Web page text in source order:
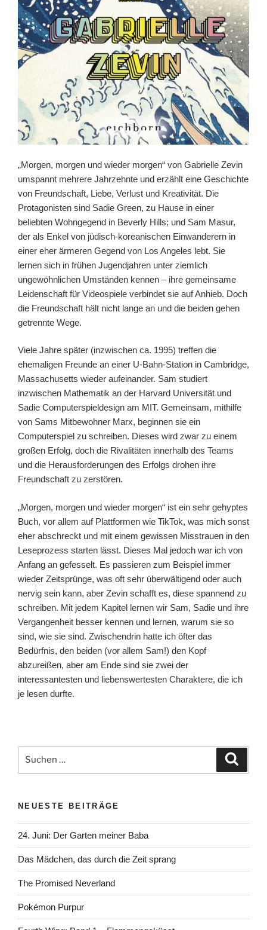
„Morgen, morgen und wieder morgen“ von Gabrielle Zevin
umspannt mehrere Jahrzehnte und erzählt eine Geschichte
von Freundschaft, Liebe, Verlust und Kreativität. Die
Protagonisten sind Sadie Green, zu Hause in einer
beliebten Wohngegend in Beverly Hills; und Sam Masur,
der als Enkel von jüdisch-koreanischen Einwanderern in
einer eher ärmeren Gegend von Los Angeles lebt. Sie
lernen sich in frühen Jugendjahren unter ziemlich
ungewöhnlichen Umständen kennen – ihre gemeinsame
Leidenschaft für Videospiele verbindet sie auf Anhieb. Doch
die Freundschaft hält nicht lange an und die beiden gehen
getrennte Wege.
Viele Jahre später (inzwischen ca. 1995) treffen die
ehemaligen Freunde an einer U-Bahn-Station in Cambridge,
Massachusetts wieder aufeinander. Sam studiert
inzwischen Mathematik an der Harvard Universität und
Sadie Computerspieldesign am MIT. Gemeinsam, mithilfe
von Sams Mitbewohner Marx, beginnen sie ein
Computerspiel zu schreiben. Dieses wird zwar zu einem
großen Erfolg, doch die Rivalitäten innerhalb des Teams
und die Herausforderungen des Erfolgs drohen ihre
Freundschaft zu zerstören.
„Morgen, morgen und wieder morgen“ ist ein sehr gehyptes
Buch, vor allem auf Plattformen wie TikTok, was mich sonst
eher abschreckt und mit einem gewissen Misstrauen in den
Leseprozess starten lässt. Dieses Mal jedoch war ich von
Anfang an gefesselt. Es passieren zum Beispiel immer
wieder Zeitsprünge, was oft sehr überwältigend oder auch
nervig sein kann, aber Zevin schafft es, diese spannend zu
schreiben. Mit jedem Kapitel lernen wir Sam, Sadie und ihre
Vergangenheit besser kennen und lernen, warum sie so
sind, wie sie sind. Zwischendrin hatte ich öfter das
Bedürfnis, den beiden (vor allem Sam!) den Kopf
abzureißen, aber am Ende sind sie zwei der
interessantesten und liebenswertesten Charaktere, die ich
je lesen durfte.
nach:
NEUESTE BEITRÄGE
24. Juni: Der Garten meiner Baba
Das Mädchen, das durch die Zeit sprang
The Promised Neverland
Pokémon Purpur